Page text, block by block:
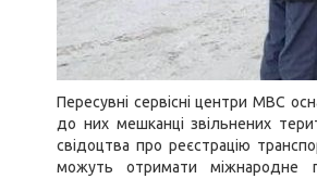
Пересувні сервісні центри МВС
до них мешканці звільнених
свідоцтва про реєстрацію
можуть отримати міжнародне